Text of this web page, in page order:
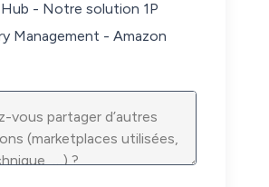
- Notre solution 1P
Management - Amazon